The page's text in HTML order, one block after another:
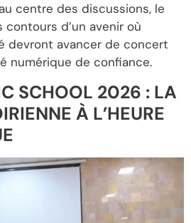
centre des discussions, le
d’un avenir où
devront avancer de concert
numérique de confiance.
SCHOOL 2026 : LA
À L’HEURE